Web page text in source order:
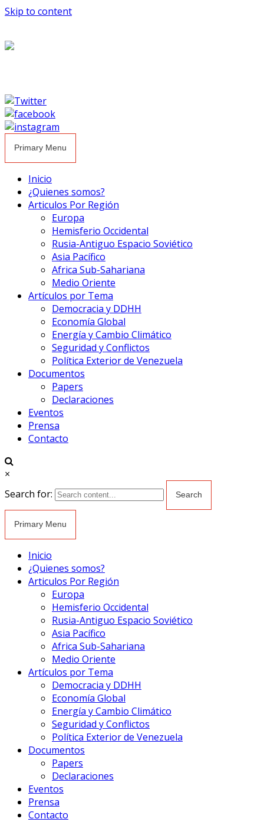
Skip to content
Primary Menu
Inicio
¿Quienes somos?
Articulos Por Región
Europa
Hemisferio Occidental
Rusia-Antiguo Espacio Soviético
Asia Pacífico
Africa Sub-Sahariana
Medio Oriente
Artículos por Tema
Democracia y DDHH
Economía Global
Energía y Cambio Climático
Seguridad y Conflictos
Política Exterior de Venezuela
Documentos
Papers
Declaraciones
Eventos
Prensa
Contacto
×
Search for:
Primary Menu
Inicio
¿Quienes somos?
Articulos Por Región
Europa
Hemisferio Occidental
Rusia-Antiguo Espacio Soviético
Asia Pacífico
Africa Sub-Sahariana
Medio Oriente
Artículos por Tema
Democracia y DDHH
Economía Global
Energía y Cambio Climático
Seguridad y Conflictos
Política Exterior de Venezuela
Documentos
Papers
Declaraciones
Eventos
Prensa
Contacto